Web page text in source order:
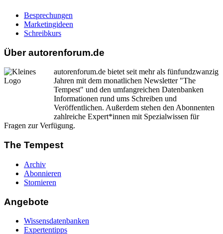
Besprechungen
Marketingideen
Schreibkurs
Über autorenforum.de
autorenforum.de bietet seit mehr als fünfundzwanzig
Jahren mit dem monatlichen Newsletter "The
Tempest" und den umfangreichen Datenbanken
Informationen rund ums Schreiben und
Veröffentlichen. Außerdem stehen den Abonnenten
zahlreiche Expert*innen mit Spezialwissen für
Fragen zur Verfügung.
The Tempest
Archiv
Abonnieren
Stornieren
Angebote
Wissensdatenbanken
Expertentipps